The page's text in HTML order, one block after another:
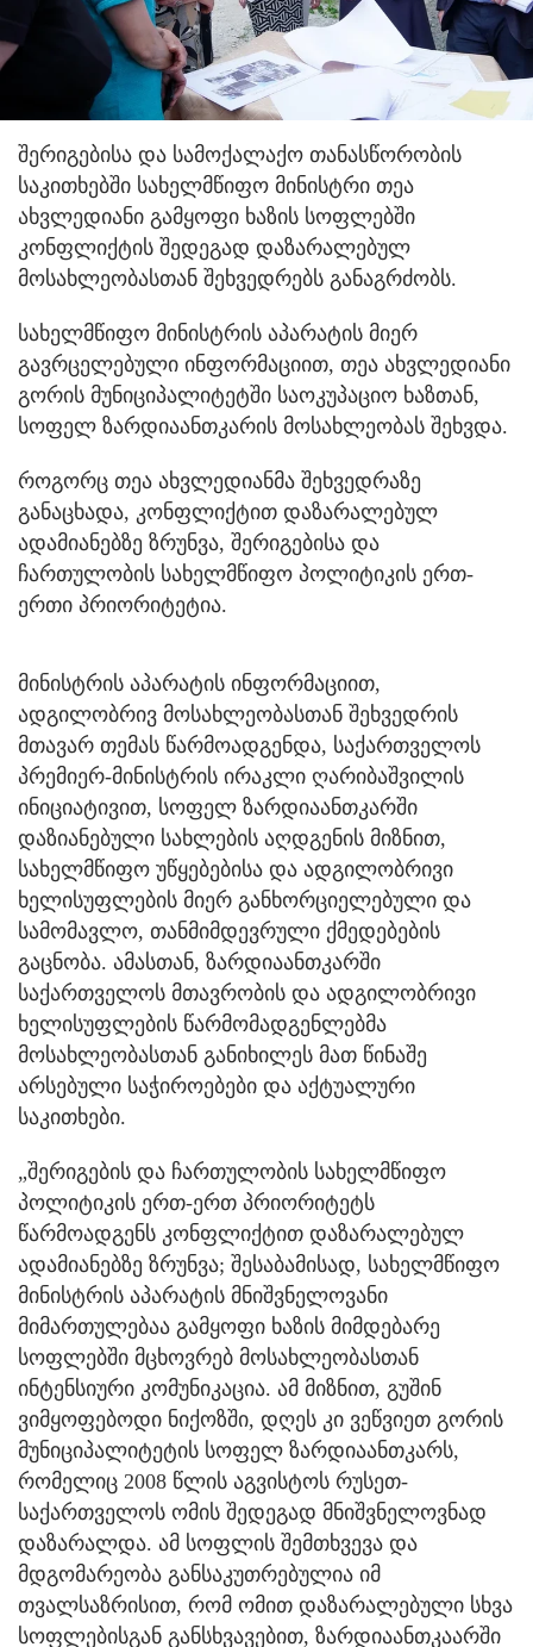
შერიგებისა და სამოქალაქო თანასწორობის
საკითხებში სახელმწიფო მინისტრი თეა
ახვლედიანი გამყოფი ხაზის სოფლებში
კონფლიქტის შედეგად დაზარალებულ
მოსახლეობასთან შეხვედრებს განაგრძობს.
სახელმწიფო მინისტრის აპარატის მიერ
გავრცელებული ინფორმაციით, თეა ახვლედიანი
გორის მუნიციპალიტეტში საოკუპაციო ხაზთან,
სოფელ ზარდიაანთკარის მოსახლეობას შეხვდა.
როგორც თეა ახვლედიანმა შეხვედრაზე
განაცხადა, კონფლიქტით დაზარალებულ
ადამიანებზე ზრუნვა, შერიგებისა და
ჩართულობის სახელმწიფო პოლიტიკის ერთ-
ერთი პრიორიტეტია.
მინისტრის აპარატის ინფორმაციით,
ადგილობრივ მოსახლეობასთან შეხვედრის
მთავარ თემას წარმოადგენდა, საქართველოს
პრემიერ-მინისტრის ირაკლი ღარიბაშვილის
ინიციატივით, სოფელ ზარდიაანთკარში
დაზიანებული სახლების აღდგენის მიზნით,
სახელმწიფო უწყებებისა და ადგილობრივი
ხელისუფლების მიერ განხორციელებული და
სამომავლო, თანმიმდევრული ქმედებების
გაცნობა. ამასთან, ზარდიაანთკარში
საქართველოს მთავრობის და ადგილობრივი
ხელისუფლების წარმომადგენლებმა
მოსახლეობასთან განიხილეს მათ წინაშე
არსებული საჭიროებები და აქტუალური
საკითხები.
„შერიგების და ჩართულობის სახელმწიფო
პოლიტიკის ერთ-ერთ პრიორიტეტს
წარმოადგენს კონფლიქტით დაზარალებულ
ადამიანებზე ზრუნვა; შესაბამისად, სახელმწიფო
მინისტრის აპარატის მნიშვნელოვანი
მიმართულებაა გამყოფი ხაზის მიმდებარე
სოფლებში მცხოვრებ მოსახლეობასთან
ინტენსიური კომუნიკაცია. ამ მიზნით, გუშინ
ვიმყოფებოდი ნიქოზში, დღეს კი ვეწვიეთ გორის
მუნიციპალიტეტის სოფელ ზარდიაანთკარს,
რომელიც 2008 წლის აგვისტოს რუსეთ-
საქართველოს ომის შედეგად მნიშვნელოვნად
დაზარალდა. ამ სოფლის შემთხვევა და
მდგომარეობა განსაკუთრებულია იმ
თვალსაზრისით, რომ ომით დაზარალებული სხვა
სოფლებისგან განსხვავებით, ზარდიაანთკაარში